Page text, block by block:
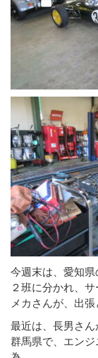
今週末は、愛知
２班に分かれ、
メカさんが、出張
最近は、長男さん
群馬県で、エン